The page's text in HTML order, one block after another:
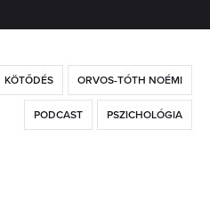
KÖTŐDÉS ORVOS-TÓTH NOÉMI
PODCAST PSZICHOLÓGIA